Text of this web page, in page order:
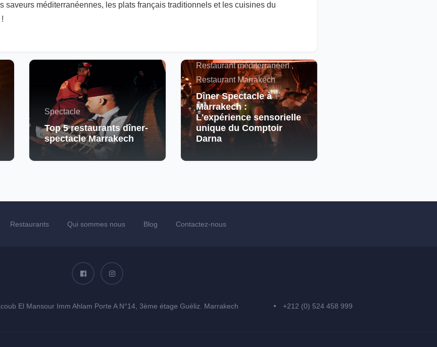
saveurs méditerranéennes, les plats français traditionnels et les cuisines du
Spectacle
Top 5 restaurants dîner-
spectacle Marrakech
Restaurant méditerranéen ,
Restaurant Marrakech
Dîner Spectacle à
Marrakech :
L'expérience sensorielle
unique du Comptoir
Darna
Restaurants Qui sommes nous Blog Contactez-nous
El Mansour Imm Ahlam Porte A N°14, 3ème étage Guéliz. Marrakech +212 (0) 524 458 999